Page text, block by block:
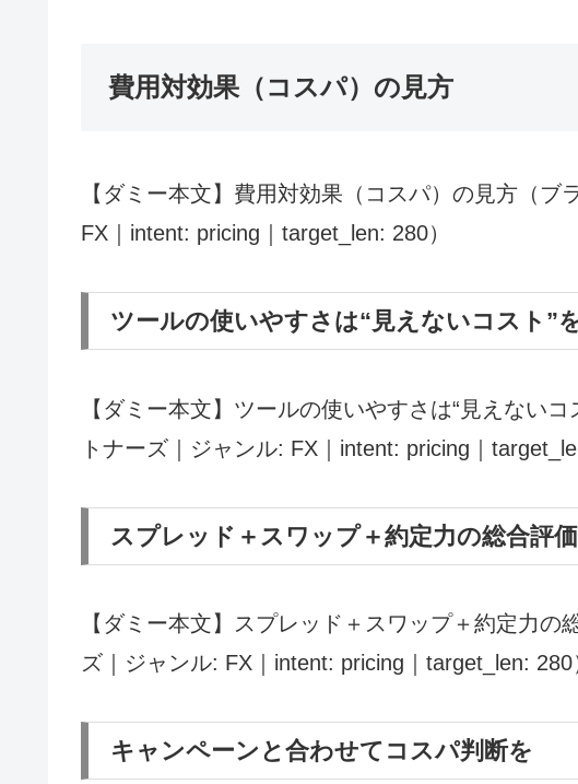
費用対効果（コスパ）の見方
【ダミー本文】費用対効果（コスパ）の見方（
FX｜intent: pricing｜target_len: 280）
ツールの使いやすさは“見えないコスト”
【ダミー本文】ツールの使いやすさは“見えない
トナーズ｜ジャンル: FX｜intent: pricing｜
スプレッド＋スワップ＋約定力の総合評価
【ダミー本文】スプレッド＋スワップ＋約定力
ズ｜ジャンル: FX｜intent: pricing｜target_len: 280
キャンペーンと合わせてコスパ判断を